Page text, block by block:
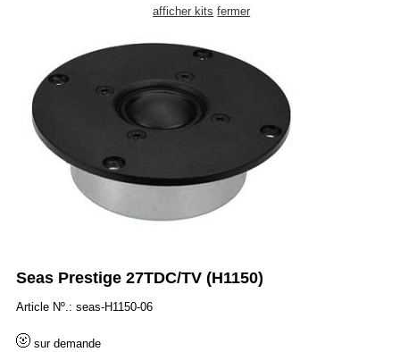
afficher kits fermer
Seas Prestige 27TDC/TV (H1150)
Article Nº.: seas-H1150-06
sur demande